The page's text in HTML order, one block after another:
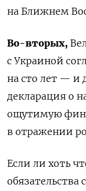
на Ближнем
Во-вторых,
с Украиной
на сто лет — и
декларация о
ощутимую
в отражении
Если ли хоть
обязательства